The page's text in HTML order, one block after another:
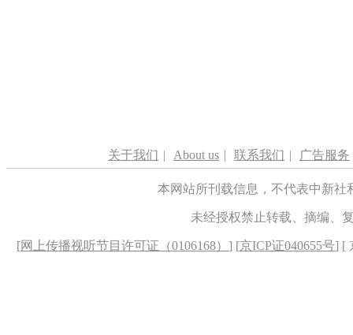
关于我们 | About us | 联系我们 | 广告服务
本网站所刊载信息，不代表中新
未经授权禁止转载、摘编、
[网上传播视听节目许可证（0106168） ] [京ICP证040655号] [